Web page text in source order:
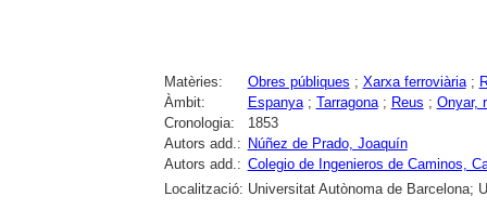
Matèries: Obres públiques ; Xarxa ferroviària;
Àmbit:
Espanya; Tarragona; Reus ; Onyar,
Cronologia:
1853
Autors add.: Núñez de Prado, Joaquín
Autors add.: Colegio de Ingenieros de Caminos,
Localització: Universitat Autònoma de Barcelona;